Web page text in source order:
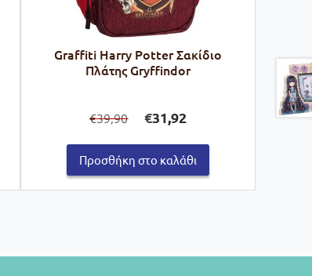
Graffiti Harry Potter Σακίδιο
Πλάτης Gryffindor
€39,90
price
€39,90.
€31,92τρέχουσα
είναι:
€31,92.
Προσθήκη στο καλάθι